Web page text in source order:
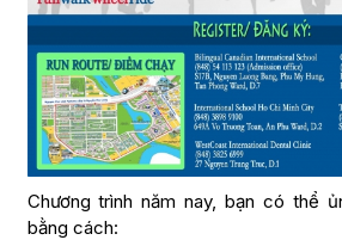
Chương trình năm nay, bạn có thể
bằng cách: